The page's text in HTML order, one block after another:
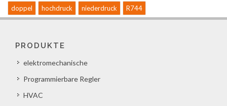
doppel
hochdruck niederdruck R744
PRODUKTE
elektromechanische
Programmierbare Regler
HVAC